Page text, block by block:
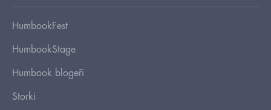
HumbookFest
HumbookStage
Humbook blogeři
Storki